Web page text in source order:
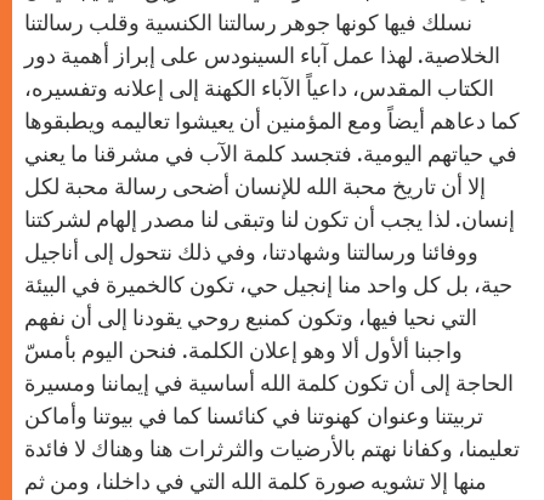
نسلك فيها كونها جوهر رسالتنا الكنسية وقلب رسالتنا
الخلاصية. لهذا عمل آباء السينودس على إبراز أهمية دور
الكتاب المقدس، داعياً الآباء الكهنة إلى إعلانه وتفسيره،
كما دعاهم أيضاً ومع المؤمنين أن يعيشوا تعاليمه ويطبقوها
في حياتهم اليومية. فتجسد كلمة الآب في مشرقنا ما يعني
إلا أن تاريخ محبة الله للإنسان أضحى رسالة محبة لكل
إنسان. لذا يجب أن تكون لنا وتبقى لنا مصدر إلهام لشركتنا
ووفائنا ورسالتنا وشهادتنا، وفي ذلك نتحول إلى أناجيل
حية، بل كل واحد منا إنجيل حي، تكون كالخميرة في البيئة
التي نحيا فيها، وتكون كمنبع روحي يقودنا إلى أن نفهم
واجبنا ألأول ألا وهو إعلان الكلمة. فنحن اليوم بأمسّ
الحاجة إلى أن تكون كلمة الله أساسية في إيماننا ومسيرة
تربيتنا وعنوان كهنوتنا في كنائسنا كما في بيوتنا وأماكن
تعليمنا، وكفانا نهتم بالأرضيات والثرثرات هنا وهناك لا فائدة
منها إلا تشويه صورة كلمة الله التي في داخلنا، ومن ثم